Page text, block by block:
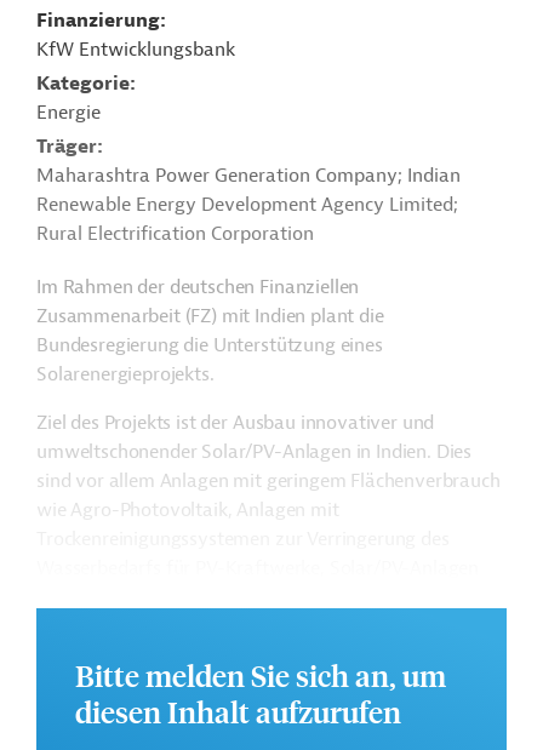
Finanzierung
KfW Entwicklungsbank
Kategorie
Energie
Träger
Maharashtra Power Generation Company; Indian
Renewable Energy Development Agency Limited;
Rural Electrification Corporation
Im Rahmen der deutschen Finanziellen
Zusammenarbeit (FZ) mit Indien plant die
Bundesregierung die Unterstützung eines
Solarenergieprojekts.
Ziel des Projekts ist der Ausbau innovativer und
umweltschonender Solar/PV-Anlagen in Indien. Dies
sind vor allem Anlagen mit geringem Flächenverbrauch
wie Agro-Photovoltaik, Anlagen mit
nachgelagerten Wertschöpfungskette. Dies soll zur
Verbesserung der Stromversorgung sowie zu positiven
Bitte melden Sie sich an, um
diesen Inhalt aufzurufen